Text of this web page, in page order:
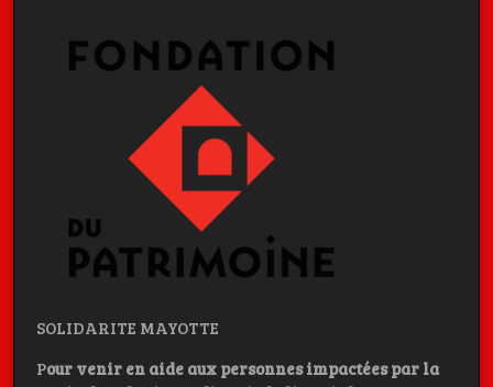
SOLIDARITE MAYOTTE
Pour venir en aide aux personnes impactées par la